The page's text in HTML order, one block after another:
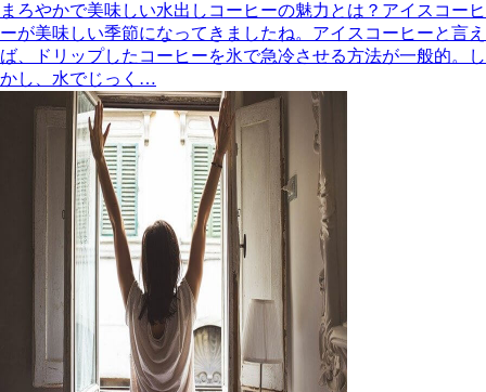
まろやかで美味しい水出しコーヒーの魅力とは？アイスコーヒ
ーが美味しい季節になってきましたね。アイスコーヒーと言え
ば、ドリップしたコーヒーを氷で急冷させる方法が一般的。し
かし、水でじっく…